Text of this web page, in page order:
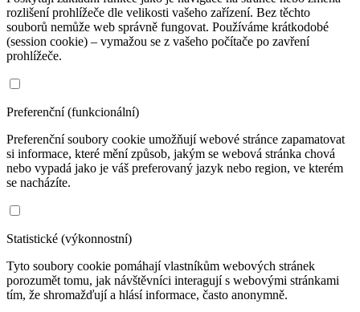
rozlišení prohlížeče dle velikosti vašeho zařízení. Bez těchto
souborů nemůže web správně fungovat. Používáme krátkodobé
(session cookie) – vymažou se z vašeho počítače po zavření
prohlížeče.
Preferenční (funkcionální)
Preferenční soubory cookie umožňují webové stránce zapamatovat
si informace, které mění způsob, jakým se webová stránka chová
nebo vypadá jako je váš preferovaný jazyk nebo region, ve kterém
se nacházíte.
Statistické (výkonnostní)
Tyto soubory cookie pomáhají vlastníkům webových stránek
porozumět tomu, jak návštěvníci interagují s webovými stránkami
tím, že shromažďují a hlásí informace, často anonymně.